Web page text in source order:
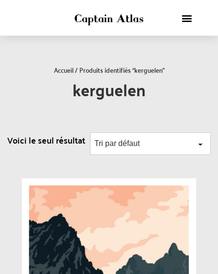
Accueil/ Produits identifiés “kerguelen”
kerguelen
Voici le seul résultat